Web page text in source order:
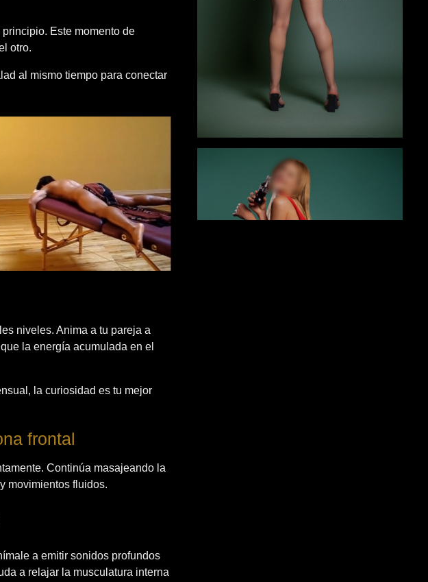
Este momento de
otro.
al mismo tiempo para conectar
niveles. Anima a tu pareja a
la energía acumulada en el
la curiosidad es tu mejor
frontal
Continúa masajeando la
movimientos fluidos.
a emitir sonidos profundos
a relajar la musculatura interna